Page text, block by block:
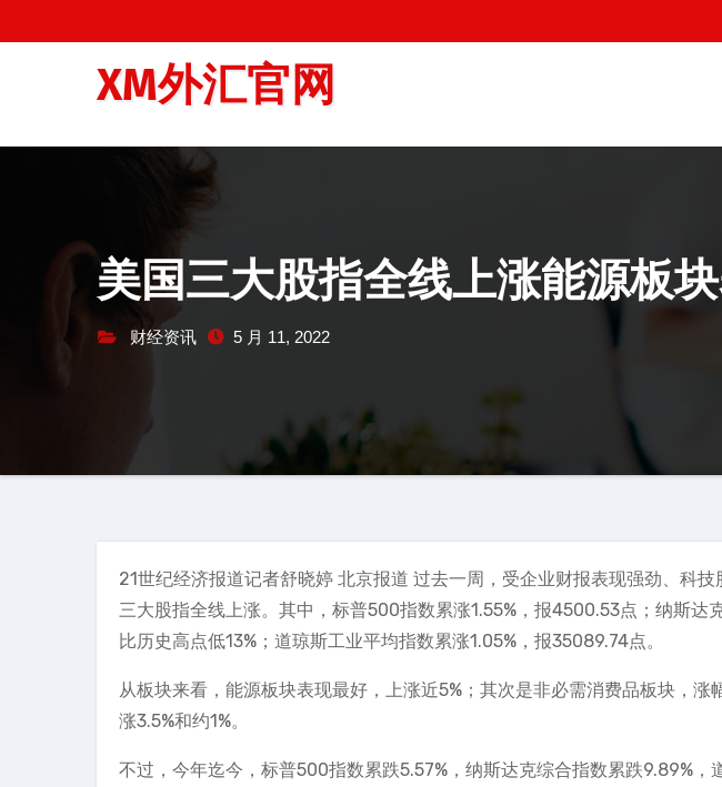
至
XM外汇官网
美国三大股指全线上涨能源板
财经资讯 5 月 11, 2022
21世纪经济报道记者舒晓婷 北京报道 过去一周，受企业财报表现强劲、科
三大股指全线上涨。其中，标普500指数累涨1.55%，报4500.53点；纳斯达
比历史高点低13%；道琼斯工业平均指数累涨1.05%，报35089.74点。
从板块来看，能源板块表现最好，上涨近5%；其次是非必需消费品板块，涨
涨3.5%和约1%。
不过，今年迄今，标普500指数累跌5.57%，纳斯达克综合指数累跌9.89%，